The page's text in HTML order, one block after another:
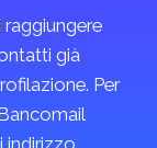
già
Per
indirizzo